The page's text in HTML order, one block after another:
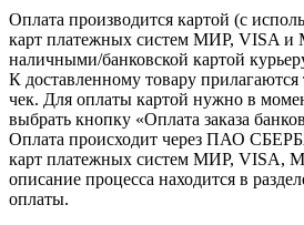
Оплата производится картой (с
карт платежных систем МИР, VISA и
наличными/банковской картой
К доставленному товару прилагаются
чек. Для оплаты картой нужно в
выбрать кнопку «Оплата заказа
Оплата происходит через ПАО
карт платежных систем МИР, VISA,
описание процесса находится в
оплаты.